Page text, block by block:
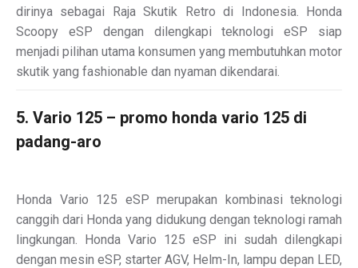
dirinya sebagai Raja Skutik Retro di Indonesia. Honda
Scoopy eSP dengan dilengkapi teknologi eSP siap
menjadi pilihan utama konsumen yang membutuhkan motor
skutik yang fashionable dan nyaman dikendarai.
5. Vario 125 – promo honda vario 125 di
padang-aro
Honda Vario 125 eSP merupakan kombinasi teknologi
canggih dari Honda yang didukung dengan teknologi ramah
lingkungan. Honda Vario 125 eSP ini sudah dilengkapi
dengan mesin eSP, starter AGV, Helm-In, lampu depan LED,